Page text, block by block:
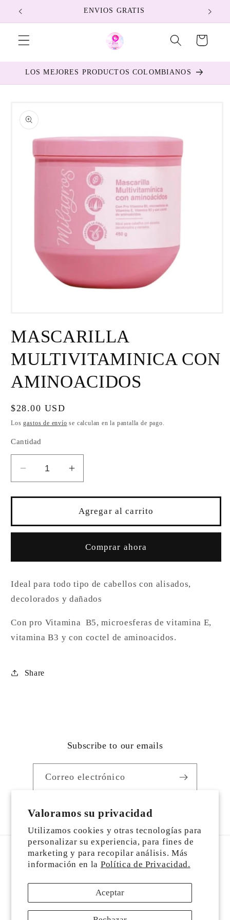
Valoramos su privacidad
Utilizamos cookies y otras tecnologías para
personalizar su experiencia, para fines de
marketing y para recopilar análisis. Más
información en la Política de Privacidad.
Aceptar
directamente
al contenido
ENVIOS GRATIS
Carrito
LOS MEJORES PRODUCTOS COLOMBIANOS
información
multimedia
1
una
ventana
MASCARILLA
MULTIVITAMINICA CON
AMINOACIDOS
Precio
habitual
$28.00 USD
Losgastos de envío se calculan en la pantalla de pago.
Cantidad
Reducir
cantidad
para
MASCARILLA
MULTIVITAMINICA
CON
AMINOACIDOS
Aumentar
cantidad
para
MASCARILLA
MULTIVITAMINICA
CON
AMINOACIDOS
Agregar al carrito
Comprar ahora
Ideal para todo tipo de cabellos con alisados,
decolorados y dañados
Con pro Vitamina B5, microesferas de vitamina E,
vitamina B3 y con coctel de aminoacidos.
Share
Subscribe to our emails
Correo electrónico
Facebookhttps://www.instagram.com/
YouTubeTikTok
País/región
USD $ | Estados Unidos
Formas